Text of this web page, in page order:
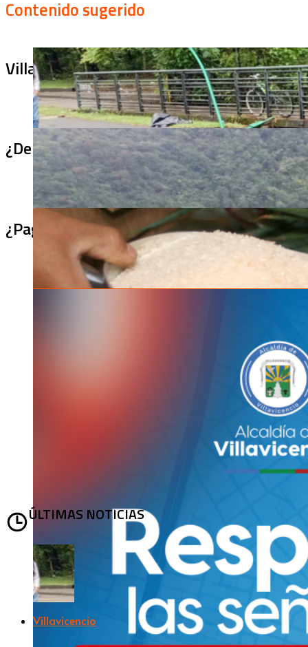
Contenido sugerido
Villa Julia no puede tapar el problema:
¿De qué sirve un puente terminado si no
¿Pagaron menos de lo permitido por el
ÚLTIMAS NOTICIAS
Villavicencio